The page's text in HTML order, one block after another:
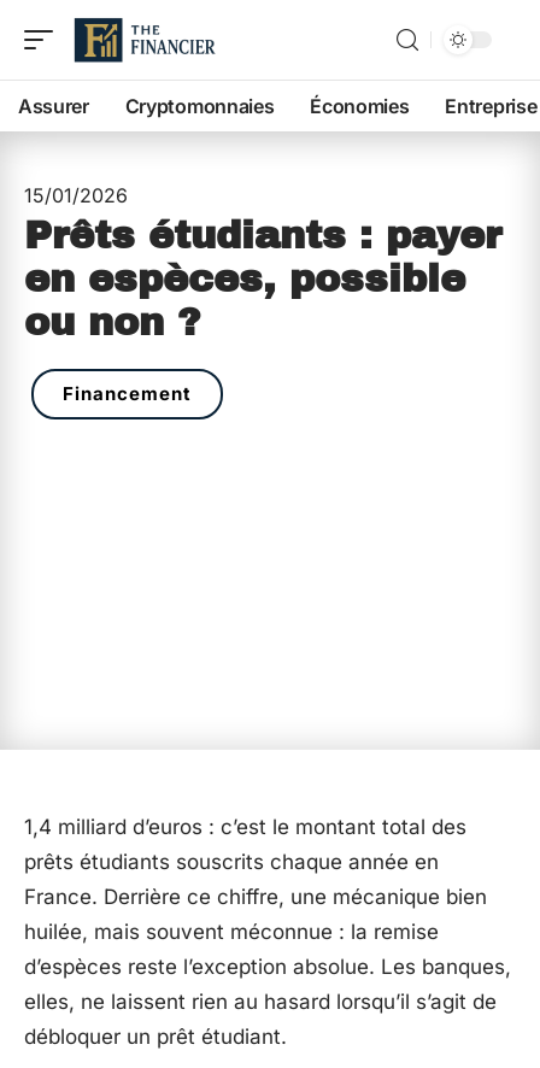
Assurer Cryptomonnaies Économies Entreprise
15/01/2026
Prêts étudiants : payer
en espèces, possible
ou non ?
Financement
1,4 milliard d’euros : c’est le montant total des
prêts étudiants souscrits chaque année en
France. Derrière ce chiffre, une mécanique bien
huilée, mais souvent méconnue : la remise
d’espèces reste l’exception absolue. Les banques,
elles, ne laissent rien au hasard lorsqu’il s’agit de
débloquer un prêt étudiant.